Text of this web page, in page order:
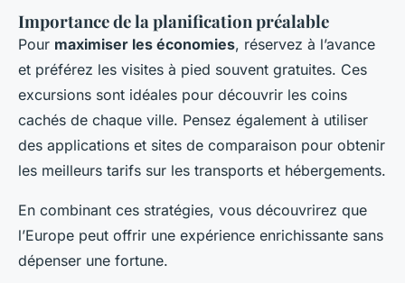
Importance de la planification préalable
Pour maximiser les économies, réservez à l’avance
et préférez les visites à pied souvent gratuites. Ces
excursions sont idéales pour découvrir les coins
cachés de chaque ville. Pensez également à utiliser
des applications et sites de comparaison pour obtenir
les meilleurs tarifs sur les transports et hébergements.
En combinant ces stratégies, vous découvrirez que
l’Europe peut offrir une expérience enrichissante sans
dépenser une fortune.